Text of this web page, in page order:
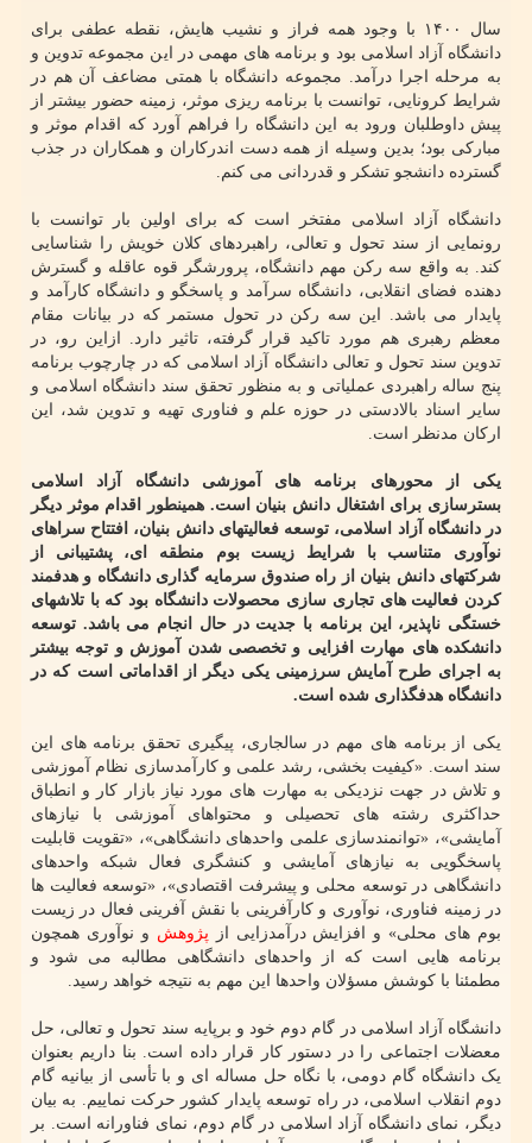
سال ۱۴۰۰ با وجود همه فراز و نشیب هایش، نقطه عطفی برای
دانشگاه آزاد اسلامی بود و برنامه های مهمی در این مجموعه تدوین و
به مرحله اجرا درآمد. مجموعه دانشگاه با همتی مضاعف آن هم در
شرایط کرونایی، توانست با برنامه ریزی موثر، زمینه حضور بیشتر از
پیش داوطلبان ورود به این دانشگاه را فراهم آورد که اقدام موثر و
مبارکی بود؛ بدین وسیله از همه دست اندرکاران و همکاران در جذب
گسترده دانشجو تشکر و قدردانی می کنم.
دانشگاه آزاد اسلامی مفتخر است که برای اولین بار توانست با
رونمایی از سند تحول و تعالی، راهبردهای کلان خویش را شناسایی
کند. به واقع سه رکن مهم دانشگاه، پرورشگر قوه عاقله و گسترش
دهنده فضای انقلابی، دانشگاه سرآمد و پاسخگو و دانشگاه کارآمد و
پایدار می باشد. این سه رکن در تحول مستمر که در بیانات مقام
معظم رهبری هم مورد تاکید قرار گرفته، تاثیر دارد. ازاین رو، در
تدوین سند تحول و تعالی دانشگاه آزاد اسلامی که در چارچوب برنامه
پنج ساله راهبردی عملیاتی و به منظور تحقق سند دانشگاه اسلامی و
سایر اسناد بالادستی در حوزه علم و فناوری تهیه و تدوین شد، این
ارکان مدنظر است.
یکی از محورهای برنامه های آموزشی دانشگاه آزاد اسلامی
بسترسازی برای اشتغال دانش بنیان است. همینطور اقدام موثر دیگر
در دانشگاه آزاد اسلامی، توسعه فعالیتهای دانش بنیان، افتتاح سراهای
نوآوری متناسب با شرایط زیست بوم منطقه‏ ای، پشتیبانی از
شرکتهای دانش بنیان از راه صندوق سرمایه گذاری دانشگاه و هدفمند
کردن فعالیت های تجاری سازی محصولات دانشگاه بود که با تلاشهای
خستگی ناپذیر، این برنامه با جدیت در حال انجام می باشد. توسعه
دانشکده های مهارت افزایی و تخصصی شدن آموزش و توجه بیشتر
به اجرای طرح آمایش سرزمینی یکی دیگر از اقداماتی است که در
دانشگاه هدفگذاری شده است.
یکی از برنامه های مهم در سالجاری، پیگیری تحقق برنامه‏ های این
سند است. «کیفیت بخشی، رشد علمی و کارآمدسازی نظام آموزشی
و تلاش در جهت نزدیکی به مهارت های مورد نیاز بازار کار و انطباق
حداکثری رشته های تحصیلی و محتواهای آموزشی با نیازهای
آمایشی»، «توانمندسازی علمی واحدهای دانشگاهی»، «تقویت قابلیت
پاسخگویی به نیازهای آمایشی و کنشگری فعال شبکه واحدهای
دانشگاهی در توسعه محلی و پیشرفت اقتصادی»، «توسعه فعالیت ها
در زمینه فناوری، نوآوری و کارآفرینی با نقش آفرینی فعال در زیست
بوم های محلی» و افزایش درآمدزایی از پژوهش و نوآوری همچون
برنامه هایی است که از واحدهای دانشگاهی مطالبه می شود و
مطمئنا با کوشش مسؤلان واحدها این مهم به نتیجه خواهد رسید.
دانشگاه آزاد اسلامی در گام دوم خود و برپایه سند تحول و تعالی، حل
معضلات اجتماعی را در دستور کار قرار داده است. بنا داریم بعنوان
یک دانشگاه گام دومی، با نگاه حل مساله ای و با تأسی از بیانیه گام
دوم انقلاب اسلامی، در راه توسعه پایدار کشور حرکت نماییم. به بیان
دیگر، نمای دانشگاه آزاد اسلامی در گام دوم، نمای فناورانه است. بر